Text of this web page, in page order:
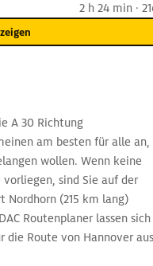
2 h 24 min ·
A 30 Richtung
am besten für alle an,
wollen. Wenn keine
sind Sie auf der
Nordhorn (215 km lang)
Routenplaner lassen sich
die Route von Hannover aus